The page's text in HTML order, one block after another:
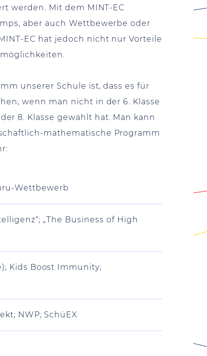
werden. Mit dem MINT-EC
aber auch Wettbewerbe oder
EC hat jedoch nicht nur Vorteile
unserer Schule ist, dass es für
wenn man nicht in der 6. Klasse
8. Klasse gewählt hat. Man kann
mathematische Programm
Wettbewerb
„The Business of High
Kids Boost Immunity;
NWP; SchüEX